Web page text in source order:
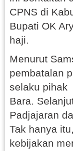
CPNS di
Bupati OK
haji.
Menurut
pembatalan
selaku pihak
Bara.
Padjajaran
Tak hanya
kebijakan